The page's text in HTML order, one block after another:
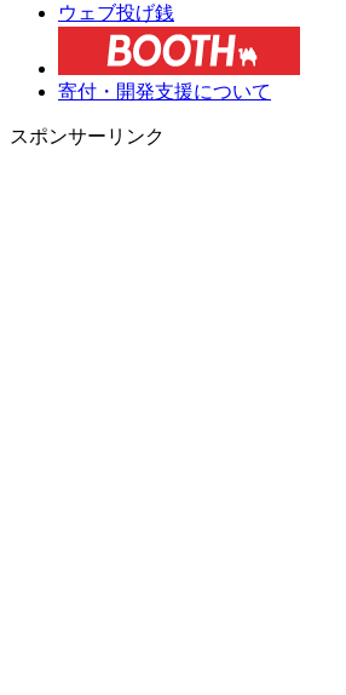
ウェブ投げ銭
寄付・開発支援について
スポンサーリンク